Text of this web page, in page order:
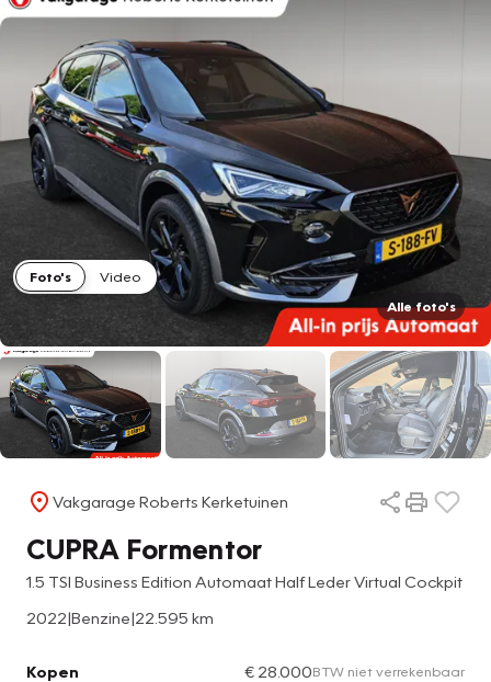
Foto's
Video
Alle foto's
Vakgarage Roberts Kerketuinen
CUPRA Formentor
1.5 TSI Business Edition Automaat Half Leder Virtual Cockpit
2022|Benzine|22.595 km
Kopen € 28.000BTW niet verrekenbaar